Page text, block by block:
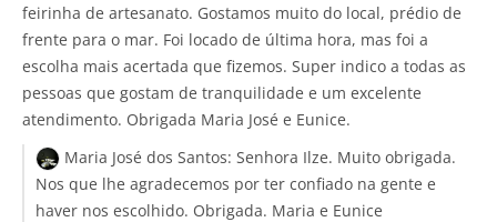
feirinha de artesanato. Gostamos muito do local, prédio de
frente para o mar. Foi locado de última hora, mas foi a
escolha mais acertada que fizemos. Super indico a todas as
pessoas que gostam de tranquilidade e um excelente
atendimento. Obrigada Maria José e Eunice.
Maria José dos Santos: Senhora Ilze. Muito obrigada.
Nos que lhe agradecemos por ter confiado na gente e
haver nos escolhido. Obrigada. Maria e Eunice